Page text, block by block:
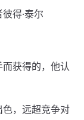
得·泰尔
获得的，他认
，远超竞争对